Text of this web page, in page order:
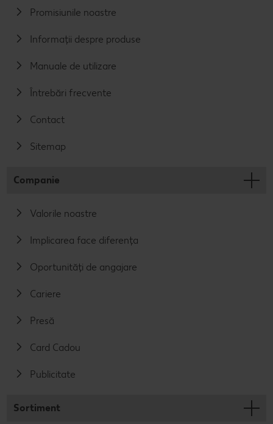
Promisiunile noastre
Informații despre produse
Manuale de utilizare
Întrebări frecvente
Contact
Sitemap
Companie
Valorile noastre
Implicarea face diferența
Oportunități de angajare
Cariere
Presă
Card Cadou
Publicitate
Sortiment